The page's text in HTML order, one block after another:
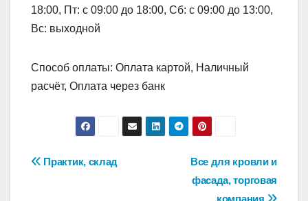
18:00, Пт: с 09:00 до 18:00, Сб: с 09:00 до 13:00,
Вс: выходной
Способ оплаты: Оплата картой, Наличный
расчёт, Оплата через банк
Навигация
Все для кровли и
фасада, торговая
компания
Практик, склад